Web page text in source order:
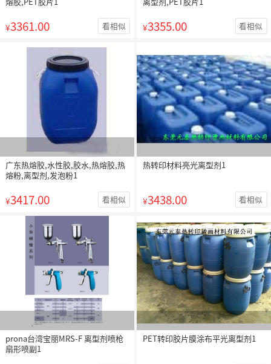
¥3361.00 看相似 ¥3355.00 看相似
广东热熔胶,水性胶,胶水,热熔胶,热
熔粉,离型剂,发泡粉1
¥3417.00 看相似
热转印材料亮光离型剂1
¥3438.00 看相似
prona台湾宝丽MRS-F 离型剂喷枪
扇形喷副1
PET转印胶片膜涂布平光离型剂1